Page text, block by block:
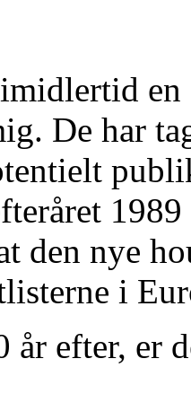
en
De har
den nye
i
år efter, er